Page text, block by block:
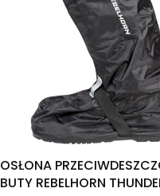
OSŁONA
BUTY REBELHORN